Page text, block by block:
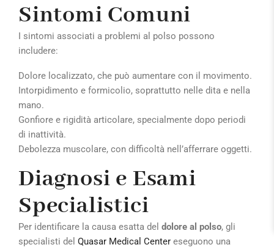
Sintomi Comuni
I sintomi associati a problemi al polso possono
includere:
Dolore localizzato, che può aumentare con il movimento.
Intorpidimento e formicolio, soprattutto nelle dita e nella
mano.
Gonfiore e rigidità articolare, specialmente dopo periodi
di inattività.
Debolezza muscolare, con difficoltà nell’afferrare oggetti.
Diagnosi e Esami
Specialistici
Per identificare la causa esatta del dolore al polso, gli
specialisti del Quasar Medical Center eseguono una